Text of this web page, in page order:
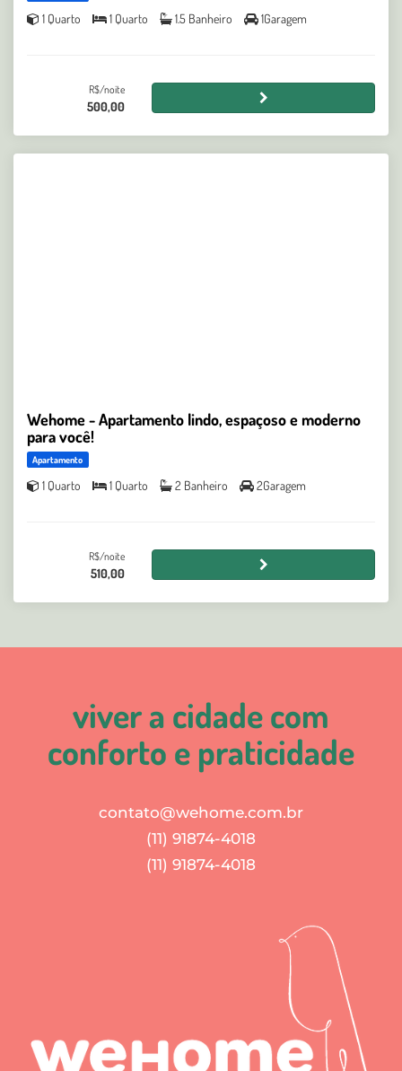
1 Quarto 1 Quarto 1.5 Banheiro 1Garagem
R$/noite
500,00
Wehome - Apartamento lindo, espaçoso e moderno
para você!
Apartamento
1 Quarto 1 Quarto 2 Banheiro 2Garagem
R$/noite
510,00
viver a cidade com
conforto e praticidade
contato@wehome.com.br
(11) 91874-4018
(11) 91874-4018